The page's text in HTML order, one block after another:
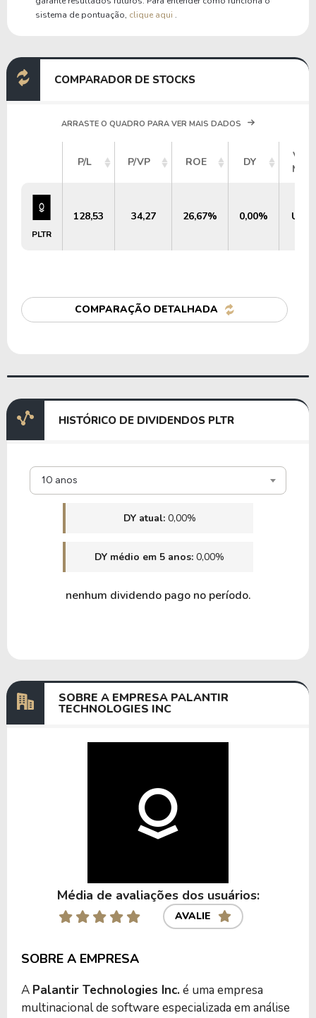
sistema de pontuação, clique aqui .
COMPARADOR DE STOCKS
ARRASTE O QUADRO PARA VER MAIS DADOS
P/L P/VP ROE DY
PLTR
128,53 34,27 26,67% 0,00% US$
COMPARAÇÃO DETALHADA
HISTÓRICO DE DIVIDENDOS PLTR
10 anos
DY atual: 0,00%
DY médio em 5 anos: 0,00%
nenhum dividendo pago no período.
SOBRE A EMPRESA PALANTIR
TECHNOLOGIES INC
Média de avaliações dos usuários:
AVALIE
SOBRE A EMPRESA
A Palantir Technologies Inc.é uma empresa
multinacional de software especializada em análise